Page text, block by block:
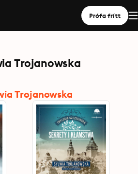
Prófa frítt
Trojanowska
Trojanowska